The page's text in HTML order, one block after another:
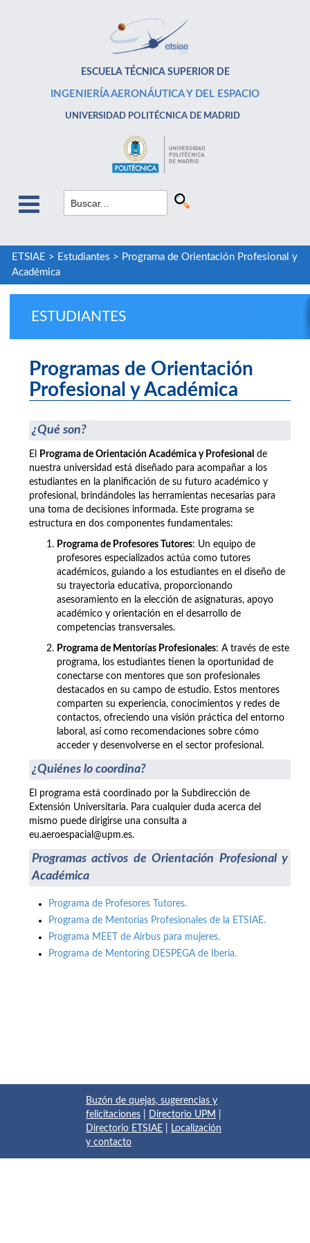
ESCUELA TÉCNICA SUPERIOR DE
INGENIERÍA AERONÁUTICA Y DEL ESPACIO
UNIVERSIDAD POLITÉCNICA DE MADRID
ETSIAE > Estudiantes > Programa de Orientación Profesional y
Académica
ESTUDIANTES
Programas de Orientación
Profesional y Académica
¿Qué son?
El Programa de Orientación Académica y Profesional de
nuestra universidad está diseñado para acompañar a los
estudiantes en la planificación de su futuro académico y
profesional, brindándoles las herramientas necesarias para
una toma de decisiones informada. Este programa se
estructura en dos componentes fundamentales:
Programa de Profesores Tutores: Un equipo de
profesores especializados actúa como tutores
académicos, guiando a los estudiantes en el diseño de
su trayectoria educativa, proporcionando
asesoramiento en la elección de asignaturas, apoyo
académico y orientación en el desarrollo de
competencias transversales.
Programa de Mentorías Profesionales: A través de este
programa, los estudiantes tienen la oportunidad de
conectarse con mentores que son profesionales
destacados en su campo de estudio. Estos mentores
comparten su experiencia, conocimientos y redes de
contactos, ofreciendo una visión práctica del entorno
laboral, así como recomendaciones sobre cómo
acceder y desenvolverse en el sector profesional.
¿Quiénes lo coordina?
El programa está coordinado por la Subdirección de
Extensión Universitaria. Para cualquier duda acerca del
mismo puede dirigirse una consulta a
eu.aeroespacial@upm.es.
Programas activos de Orientación Profesional y
Académica
Programa de Profesores Tutores.
Programa de Mentorías Profesionales de la ETSIAE.
Programa MEET de Airbus para mujeres.
Programa de Mentoring DESPEGA de Iberia.
Buzón de quejas, sugerencias y
felicitaciones
Directorio UPM
Directorio ETSIAE
Localización
y contacto